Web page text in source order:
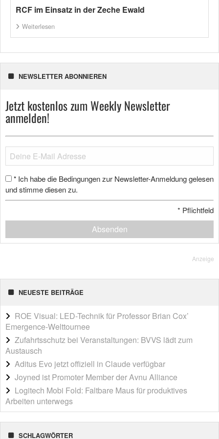
RCF im Einsatz in der Zeche Ewald
Weiterlesen
NEWSLETTER ABONNIEREN
Jetzt kostenlos zum Weekly Newsletter
anmelden!
* Ich habe die Bedingungen zur Newsletter-Anmeldung gelesen
und stimme diesen zu.
* Pflichtfeld
Absenden
Anzeige
NEUESTE BEITRÄGE
ROE Visual: LED-Technik für Professor Brian Cox’
Emergence-Welttournee
Zufahrtsschutz bei Veranstaltungen: BVVS lädt zum
Austausch
Aditus Evo jetzt offiziell in Claude verfügbar
Joyned ist Promoter Member der Avnu Alliance
Logitech Mobi Fold: Faltbare Maus für produktives
Arbeiten unterwegs
SCHLAGWÖRTER